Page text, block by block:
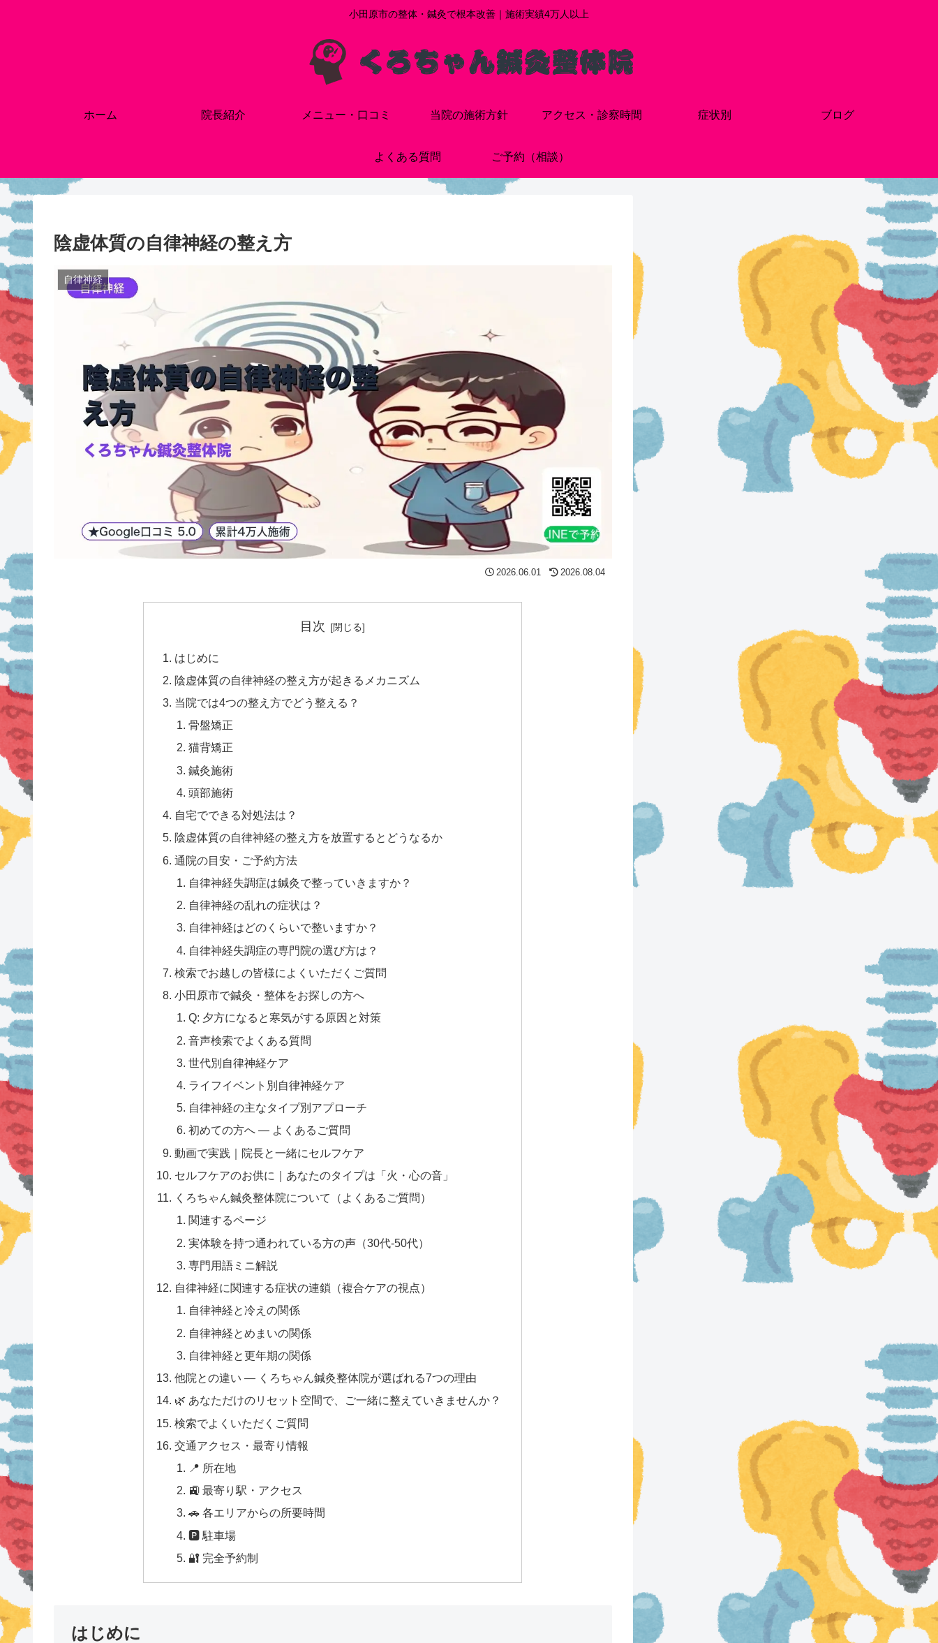
小田原市の整体・鍼灸で根本改善｜施術実績4万人以上
ホーム 院長紹介 メニュー・口コミ 当院の施術方針 アクセス・診察時間 症状別 ブログ
よくある質問 ご予約（相談）
陰虚体質の自律神経の整え方
自律神経
2026.06.01 2026.08.04
目次
はじめに
陰虚体質の自律神経の整え方が起きるメカニズム
当院では4つの整え方でどう整える？
骨盤矯正
猫背矯正
鍼灸施術
頭部施術
自宅でできる対処法は？
陰虚体質の自律神経の整え方を放置するとどうなるか
通院の目安・ご予約方法
自律神経失調症は鍼灸で整っていきますか？
自律神経の乱れの症状は？
自律神経はどのくらいで整いますか？
自律神経失調症の専門院の選び方は？
検索でお越しの皆様によくいただくご質問
小田原市で鍼灸・整体をお探しの方へ
Q: 夕方になると寒気がする原因と対策
音声検索でよくある質問
世代別自律神経ケア
ライフイベント別自律神経ケア
自律神経の主なタイプ別アプローチ
初めての方へ — よくあるご質問
動画で実践｜院長と一緒にセルフケア
セルフケアのお供に｜あなたのタイプは「火・心の音」
くろちゃん鍼灸整体院について（よくあるご質問）
関連するページ
実体験を持つ通われている方の声（30代-50代）
専門用語ミニ解説
自律神経に関連する症状の連鎖（複合ケアの視点）
自律神経と冷えの関係
自律神経とめまいの関係
自律神経と更年期の関係
他院との違い — くろちゃん鍼灸整体院が選ばれる7つの理由
🌿 あなただけのリセット空間で、ご一緒に整えていきませんか？
検索でよくいただくご質問
交通アクセス・最寄り情報
📍 所在地
🚉 最寄り駅・アクセス
🚗 各エリアからの所要時間
🅿 駐車場
🔐 完全予約制
はじめに